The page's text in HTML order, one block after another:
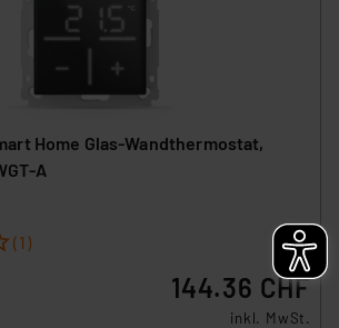
Home Glas-Wandthermostat,
A
(1)
144.36 CHF
inkl. MwSt.